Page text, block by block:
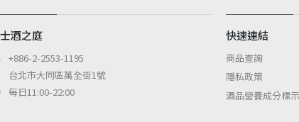
酒之庭
+886-2-2553-1195
台北市大同區萬全街1號
每日11:00-22:00
快速連結
商品查詢
隱私政策
酒品營養成分標